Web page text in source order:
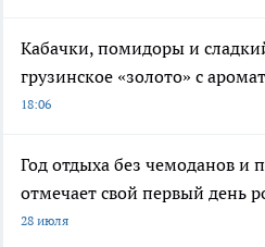
Кабачки, помидоры и
грузинское «золото» с
18:06
Год отдыха без чемоданов и
отмечает свой первый день
28 июля